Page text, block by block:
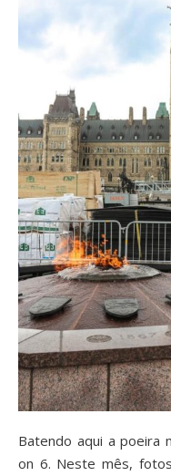
Batendo aqui a poeira mensal deste blog com mais um 6
on 6. Neste mês,